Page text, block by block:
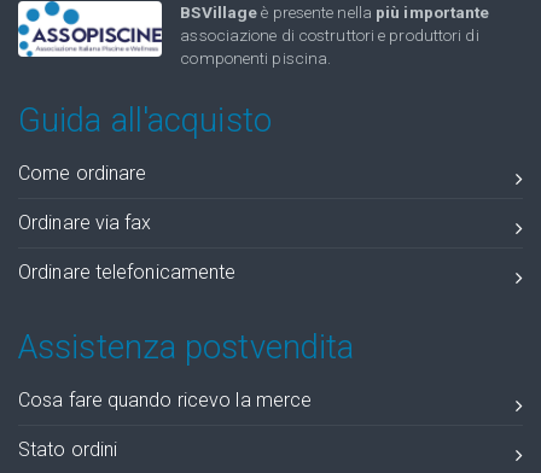
BSVillageè presente nella più importante
associazione di costruttori e produttori di
componenti piscina.
Guida all'acquisto
Come ordinare
Ordinare via fax
Ordinare telefonicamente
Assistenza postvendita
Cosa fare quando ricevo la merce
Stato ordini